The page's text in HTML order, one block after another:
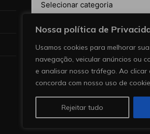
Nossa política de
Usamos cookies para melhorar
navegação, veicular anúncios ou
e analisar nosso tráfego. Ao clicar
concorda com nosso uso de
Rejeitar tudo
Pesquise